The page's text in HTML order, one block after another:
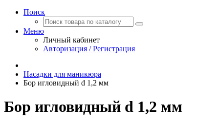
Поиск
Меню
Личный кабинет
Авторизация / Регистрация
Насадки для маникюра
Бор игловидный d 1,2 мм
Бор игловидный d 1,2 мм